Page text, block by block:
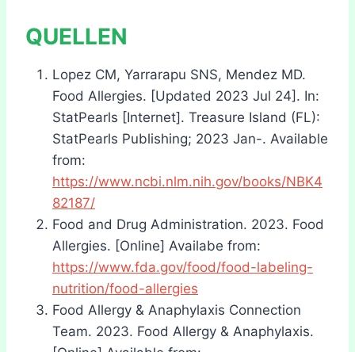
QUELLEN
Lopez CM, Yarrarapu SNS, Mendez MD.
Food Allergies. [Updated 2023 Jul 24]. In:
StatPearls [Internet]. Treasure Island (FL):
StatPearls Publishing; 2023 Jan-. Available
from:
https://www.ncbi.nlm.nih.gov/books/NBK4
82187/
Food and Drug Administration. 2023. Food
Allergies. [Online] Availabe from:
https://www.fda.gov/food/food-labeling-
nutrition/food-allergies
Food Allergy & Anaphylaxis Connection
Team. 2023. Food Allergy & Anaphylaxis.